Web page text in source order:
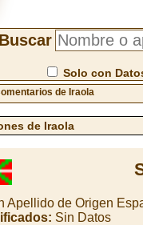
Buscar
Solo con
de Iraola
de Iraola
Apellido de Origen
Sin Datos